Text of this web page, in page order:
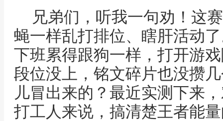
兄弟们，听我一句劝！这
蝇一样乱打排位、瞎肝活动
下班累得跟狗一样，打开游
段位没上，铭文碎片也没攒
儿冒出来的？最近实测下来
打工人来说，搞清楚王者能